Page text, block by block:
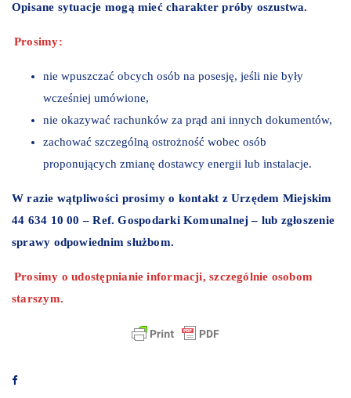
Opisane sytuacje mogą mieć charakter próby oszustwa.
Prosimy:
nie wpuszczać obcych osób na posesję, jeśli nie były
wcześniej umówione,
nie okazywać rachunków za prąd ani innych dokumentów,
zachować szczególną ostrożność wobec osób
proponujących zmianę dostawcy energii lub instalacje.
W razie wątpliwości prosimy o kontakt z Urzędem Miejskim
44 634 10 00 – Ref. Gospodarki Komunalnej – lub zgłoszenie
sprawy odpowiednim służbom.
Prosimy o udostępnianie informacji, szczególnie osobom
starszym.